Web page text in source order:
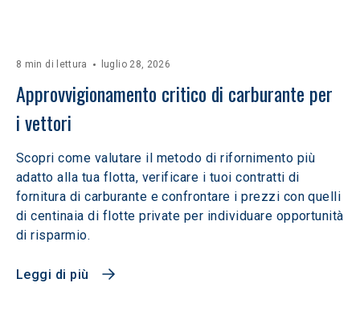
8 min di lettura luglio 28, 2026
Approvvigionamento critico di carburante per
i vettori
Scopri come valutare il metodo di rifornimento più
adatto alla tua flotta, verificare i tuoi contratti di
fornitura di carburante e confrontare i prezzi con quelli
di centinaia di flotte private per individuare opportunità
di risparmio.
Leggi di più